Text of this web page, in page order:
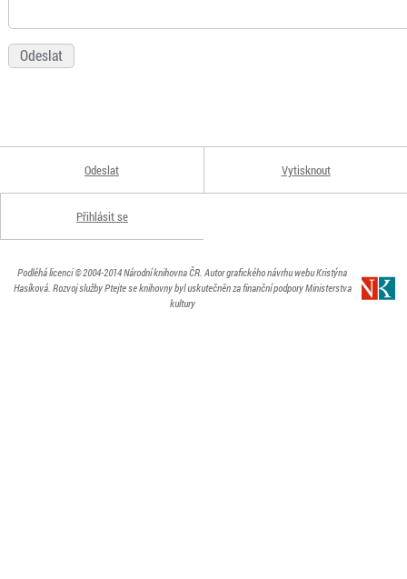
Odeslat Vytisknout
Přihlásit se
Podléhá licenci© 2004-2014Národní knihovna ČR. Autor grafického návrhu webu Kristýna
Hasíková. Rozvoj služby Ptejte se knihovny byl uskutečněn za finanční podpory Ministerstva
kultury